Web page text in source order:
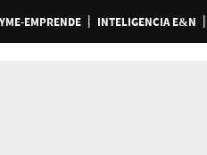
EMPRENDE INTELIGENCIA E&N